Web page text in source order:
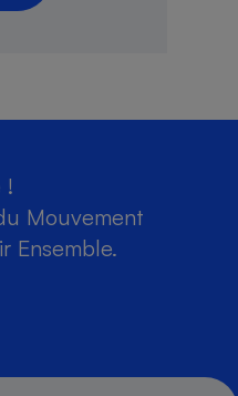
!
Mouvement
Ensemble.